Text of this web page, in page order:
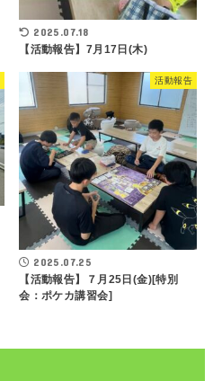
2025.07.18
【活動報告】7月17日(木)
活動報告
2025.07.25
【活動報告】７月25日(金)[特別
会：ポケカ講習会]